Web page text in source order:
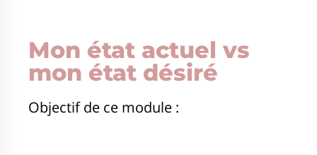
Mon état actuel vs
mon état désiré
Objectif de ce module :